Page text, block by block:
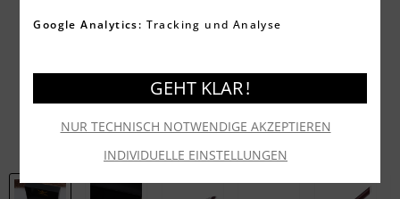
Google Analytics: Tracking und Analyse
INDIVIDUELLE EINSTELLUNGEN
NUR TECHNISCH NOTWENDIGE AKZEPTIEREN
GEHT KLAR !